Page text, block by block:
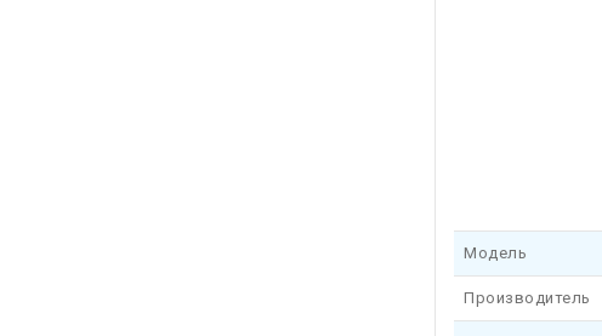
Модель
Производитель